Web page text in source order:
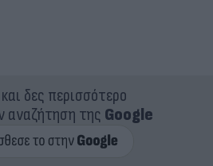
δες περισσότερο
αναζήτηση της Google